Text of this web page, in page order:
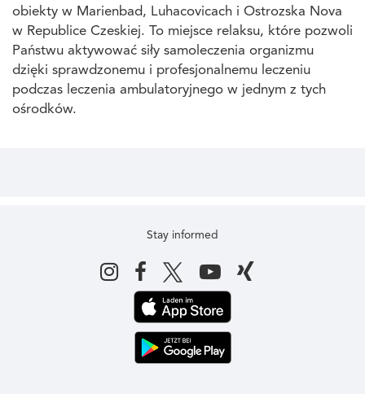
obiekty w Marienbad, Luhacovicach i Ostrozska Nova
w Republice Czeskiej. To miejsce relaksu, które pozwoli
Państwu aktywować siły samoleczenia organizmu
dzięki sprawdzonemu i profesjonalnemu leczeniu
podczas leczenia ambulatoryjnego w jednym z tych
ośrodków.
Stay informed